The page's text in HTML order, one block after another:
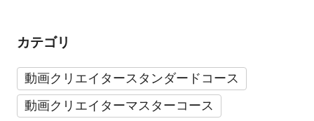
カテゴリ
動画クリエイタースタンダードコース
動画クリエイターマスターコース